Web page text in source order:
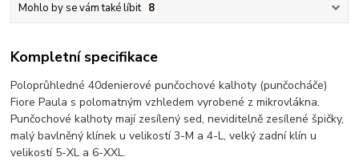
Mohlo by se vám také líbit 8
Kompletní specifikace
Poloprůhledné 40denierové punčochové kalhoty (punčocháče)
Fiore Paula s polomatným vzhledem vyrobené z mikrovlákna.
Punčochové kalhoty mají zesílený sed, neviditelně zesílené špičky,
malý bavlněný klínek u velikostí 3-M a 4-L, velký zadní klín u
velikostí 5-XL a 6-XXL.